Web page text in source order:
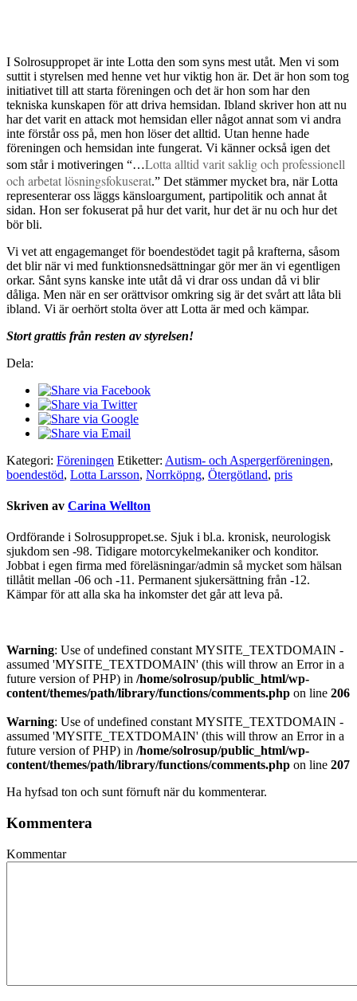
I Solrosuppropet är inte Lotta den som syns mest utåt. Men vi som
suttit i styrelsen med henne vet hur viktig hon är. Det är hon som tog
initiativet till att starta föreningen och det är hon som har den
tekniska kunskapen för att driva hemsidan. Ibland skriver hon att nu
har det varit en attack mot hemsidan eller något annat som vi andra
inte förstår oss på, men hon löser det alltid. Utan henne hade
föreningen och hemsidan inte fungerat. Vi känner också igen det
som står i motiveringen “…Lotta alltid varit saklig och professionell
och arbetat lösningsfokuserat.” Det stämmer mycket bra, när Lotta
representerar oss läggs känsloargument, partipolitik och annat åt
sidan. Hon ser fokuserat på hur det varit, hur det är nu och hur det
bör bli.
Vi vet att engagemanget för boendestödet tagit på krafterna, såsom
det blir när vi med funktionsnedsättningar gör mer än vi egentligen
orkar. Sånt syns kanske inte utåt då vi drar oss undan då vi blir
dåliga. Men när en ser orättvisor omkring sig är det svårt att låta bli
ibland. Vi är oerhört stolta över att Lotta är med och kämpar.
Stort grattis från resten av styrelsen!
Dela:
Kategori: Föreningen Etiketter: Autism- och Aspergerföreningen,
boendestöd, Lotta Larsson, Norrköpng, Ötergötland, pris
Skriven av Carina Wellton
Ordförande i Solrosuppropet.se. Sjuk i bl.a. kronisk, neurologisk
sjukdom sen -98. Tidigare motorcykelmekaniker och konditor.
Jobbat i egen firma med föreläsningar/admin så mycket som hälsan
tillåtit mellan -06 och -11. Permanent sjukersättning från -12.
Kämpar för att alla ska ha inkomster det går att leva på.
Warning: Use of undefined constant MYSITE_TEXTDOMAIN -
assumed 'MYSITE_TEXTDOMAIN' (this will throw an Error in a
future version of PHP) in /home/solrosup/public_html/wp-
content/themes/path/library/functions/comments.php on line 206
Warning: Use of undefined constant MYSITE_TEXTDOMAIN -
assumed 'MYSITE_TEXTDOMAIN' (this will throw an Error in a
future version of PHP) in /home/solrosup/public_html/wp-
content/themes/path/library/functions/comments.php on line 207
Ha hyfsad ton och sunt förnuft när du kommenterar.
Kommentera
Kommentar